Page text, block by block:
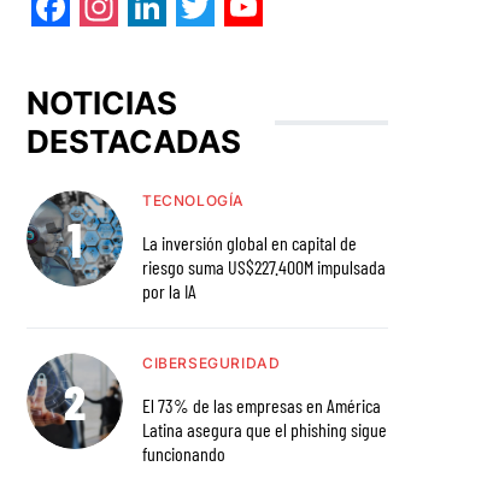
NOTICIAS
DESTACADAS
TECNOLOGÍA
La inversión global en capital de
riesgo suma US$227.400M impulsada
por la IA
CIBERSEGURIDAD
El 73% de las empresas en América
Latina asegura que el phishing sigue
funcionando